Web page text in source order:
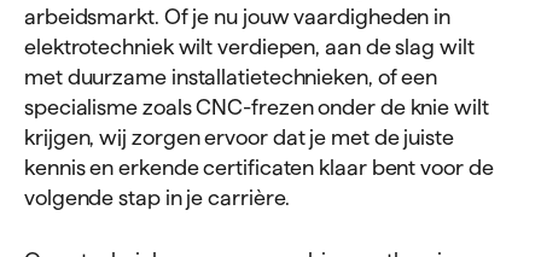
arbeidsmarkt. Of je nu jouw vaardigheden in
elektrotechniek wilt verdiepen, aan de slag wilt
met duurzame installatietechnieken, of een
specialisme zoals CNC-frezen onder de knie wilt
krijgen, wij zorgen ervoor dat je met de juiste
kennis en erkende certificaten klaar bent voor de
volgende stap in je carrière.